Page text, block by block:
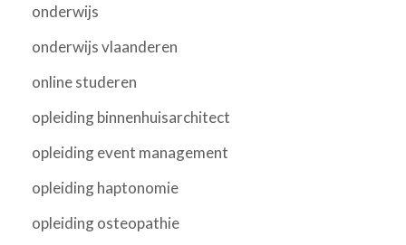
onderwijs
onderwijs vlaanderen
online studeren
opleiding binnenhuisarchitect
opleiding event management
opleiding haptonomie
opleiding osteopathie